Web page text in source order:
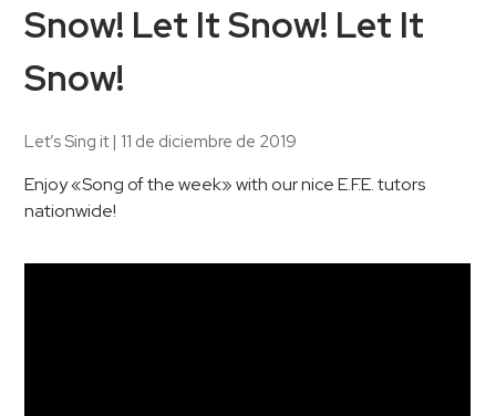
Snow! Let It Snow! Let It
Snow!
Let’s Sing it| 11 de diciembre de 2019
Enjoy «Song of the week» with our nice E.F.E. tutors
nationwide!